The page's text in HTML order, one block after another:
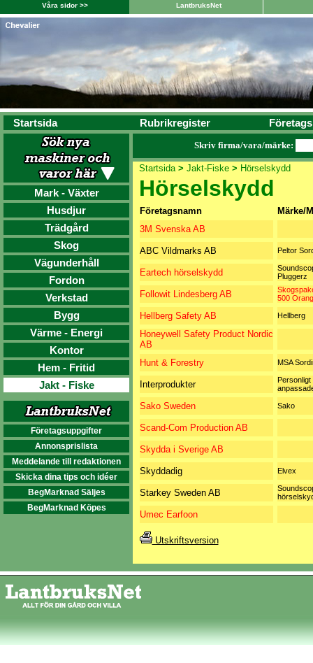
Våra sidor >> LantbruksNet
Startsida Rubrikregister
Mark - Växter
Husdjur
Trädgård
Skog
Vägunderhåll
Fordon
Verkstad
Bygg
Värme - Energi
Kontor
Hem - Fritid
Jakt - Fiske
Företagsuppgifter
Annonsprislista
Meddelande till redaktionen
Skicka dina tips och idéer
BegMarknad Säljes
BegMarknad Köpes
Skriv firma/vara/märke:
Startsida> Jakt-Fiske > Hörselskydd
Hörselskydd
Företagsnamn
Märke/
3M Svenska AB
ABC Vildmarks AB Peltor
Eartech hörselskydd
Pluggerz
Followit Lindesberg AB
500
Hellberg Safety AB Hellberg
Honeywell Safety Product Nordic
AB
Hunt & Forestry
MSA
Interprodukter
Personligt
Sako Sweden Sako
Scand-Com Production AB
Skydda i Sverige AB
Skyddadig Elvex
Starkey Sweden AB
Umec Earfoon
Utskriftsversion